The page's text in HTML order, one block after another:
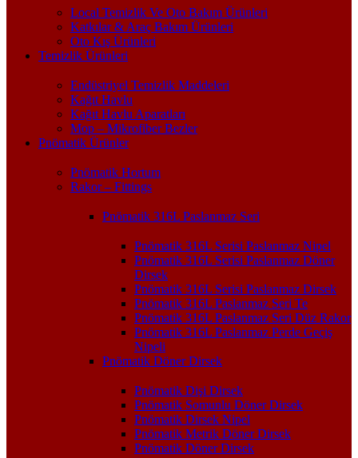
Local Temizlik Ve Oto Bakım Ürünleri
Katkılar & Araç Bakım Ürünleri
Oto Kış Ürünleri
Temizlik Ürünleri
Endüstriyel Temizlik Maddeleri
Kağıt Havlu
Kağıt Havlu Aparatları
Mop – Mikrofiber Bezler
Pnömatik Ürünler
Pnömatik Hortum
Rakor – Fittings
Pnömatik 316L Paslanmaz Seri
Pnömatik 316L Serisi Paslanmaz Nipel
Pnömatik 316L Serisi Paslanmaz Döner
Dirsek
Pnömatik 316L Serisi Paslanmaz Dirsek
Pnömatik 316L Paslanmaz Seri Te
Pnömatik 316L Paslanmaz Seri Düz Rakor
Pnömatik 316L Paslanmaz Perde Geçiş
Nipeli
Pnömatik Döner Dirsek
Pnömatik Dişi Dirsek
Pnömatik Somunlu Döner Dirsek
Pnömatik Dirsek Nipel
Pnömatik Metrik Döner Dirsek
Pnömatik Döner Dirsek